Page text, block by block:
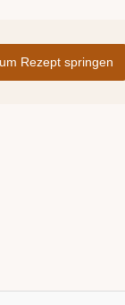
Rezept springen